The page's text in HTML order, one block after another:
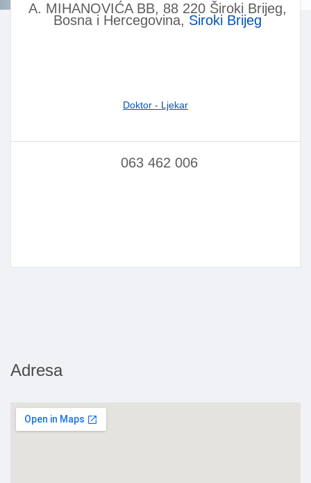
A. MIHANOVIĆA BB, 88 220 Široki Brijeg,
Bosna i Hercegovina, Siroki Brijeg
Doktor - Ljekar
063 462 006
Adresa